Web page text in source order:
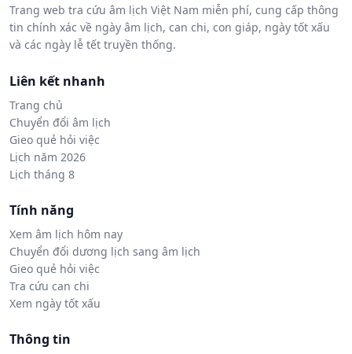
Trang web tra cứu âm lịch Việt Nam miễn phí, cung cấp thông
tin chính xác về ngày âm lịch, can chi, con giáp, ngày tốt xấu
và các ngày lễ tết truyền thống.
Liên kết nhanh
Trang chủ
Chuyển đổi âm lịch
Gieo quẻ hỏi việc
Lịch năm 2026
Lịch tháng 8
Tính năng
Xem âm lịch hôm nay
Chuyển đổi dương lịch sang âm lịch
Gieo quẻ hỏi việc
Tra cứu can chi
Xem ngày tốt xấu
Thông tin